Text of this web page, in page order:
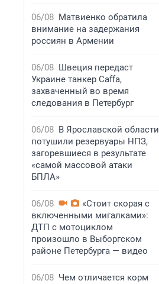
06/08 Матвиенко обратила
внимание на задержания
россиян в Армении
06/08 Швеция передаст
Украине танкер Caffa,
захваченный во время
следования в Петербург
06/08 В Ярославской области
потушили резервуары НПЗ,
загоревшиеся в результате
«самой массовой атаки
БПЛА»
06/08
«Стоит скорая с
включенными мигалками»:
ДТП с мотоциклом
произошло в Выборгском
районе Петербурга — видео
06/08 Чем отличается корм